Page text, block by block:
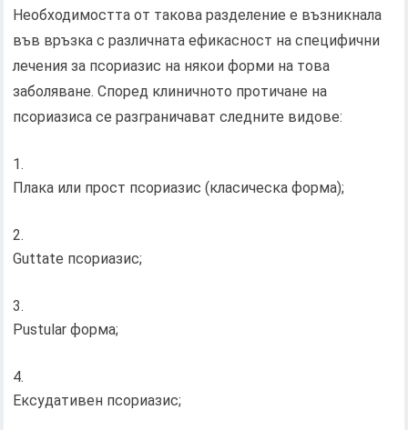
Необходимостта от такова разделение е възникнала
във връзка с различната ефикасност на специфични
лечения за псориазис на някои форми на това
заболяване. Според клиничното протичане на
псориазиса се разграничават следните видове:
Плака или прост псориазис (класическа форма);
Guttate псориазис;
Pustular форма;
Ексудативен псориазис;